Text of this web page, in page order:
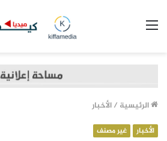
الرئيسية /الأخبار
الأخبار غير مصنف